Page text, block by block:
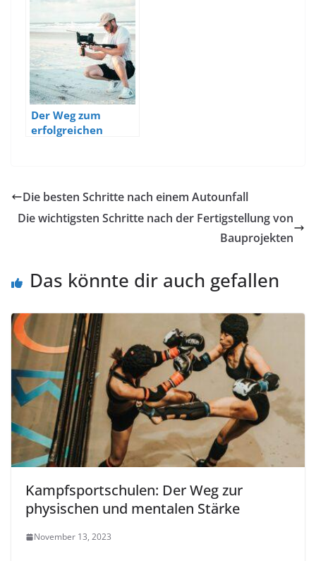
Der Weg zum
erfolgreichen
Videoproduktion
Die besten Schritte nach einem Autounfall
Die wichtigsten Schritte nach der Fertigstellung von
Bauprojekten
Das könnte dir auch gefallen
Kampfsportschulen: Der Weg zur
physischen und mentalen Stärke
November 13, 2023